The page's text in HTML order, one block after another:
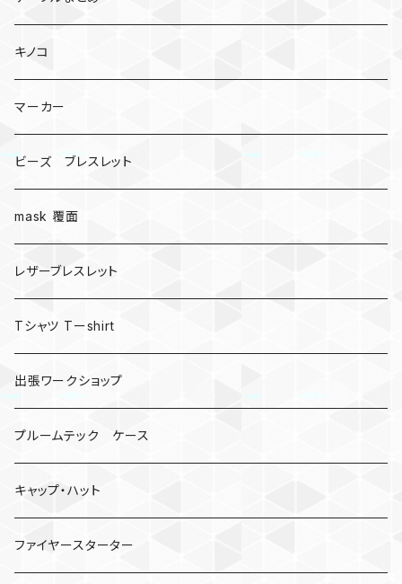
キノコ
マーカー
ビーズ ブレスレット
mask 覆面
レザーブレスレット
Tシャツ Tーshirt
出張ワークショップ
プルームテック ケース
キャップ・ハット
ファイヤースターター